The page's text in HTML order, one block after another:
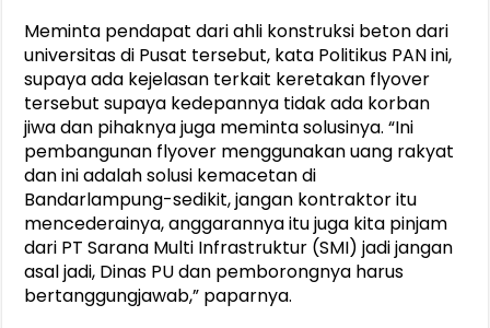
Meminta pendapat dari ahli konstruksi beton dari
universitas di Pusat tersebut, kata Politikus PAN ini,
supaya ada kejelasan terkait keretakan flyover
tersebut supaya kedepannya tidak ada korban
jiwa dan pihaknya juga meminta solusinya. “Ini
pembangunan flyover menggunakan uang rakyat
dan ini adalah solusi kemacetan di
Bandarlampung-sedikit, jangan kontraktor itu
mencederainya, anggarannya itu juga kita pinjam
dari PT Sarana Multi Infrastruktur (SMI) jadi jangan
asal jadi, Dinas PU dan pemborongnya harus
bertanggungjawab,” paparnya.